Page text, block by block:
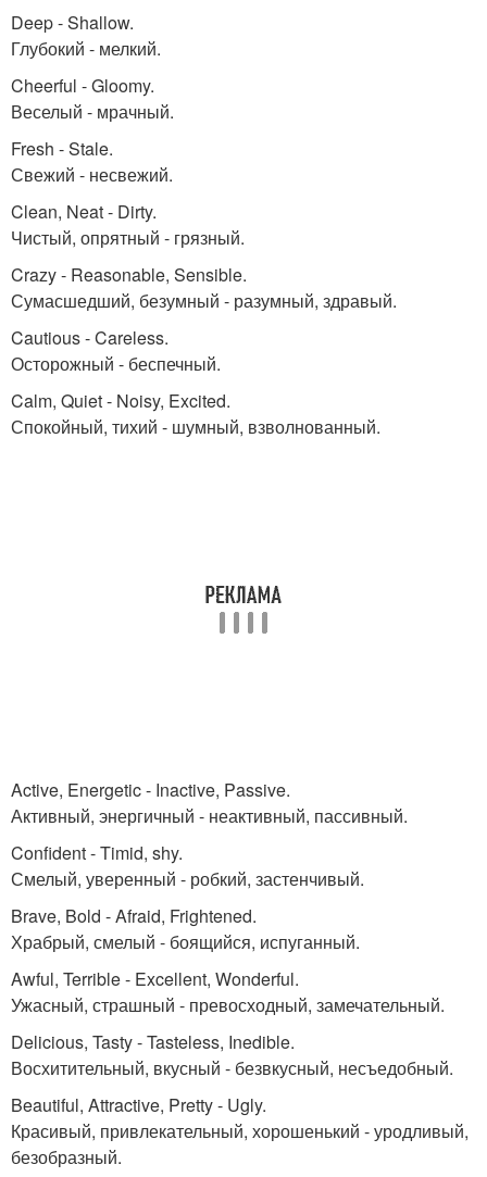
Deep - Shallow.
Глубокий - мелкий.
Cheerful - Gloomy.
Веселый - мрачный.
Fresh - Stale.
Свежий - несвежий.
Clean, Neat - Dirty.
Чистый, опрятный - грязный.
Crazy - Reasonable, Sensible.
Сумасшедший, безумный - разумный, здравый.
Cautious - Careless.
Осторожный - беспечный.
Calm, Quiet - Noisy, Excited.
Спокойный, тихий - шумный, взволнованный.
Active, Energetic - Inactive, Passive.
Активный, энергичный - неактивный, пассивный.
Confident - Timid, shy.
Смелый, уверенный - робкий, застенчивый.
Brave, Bold - Afraid, Frightened.
Храбрый, смелый - боящийся, испуганный.
Awful, Terrible - Excellent, Wonderful.
Ужасный, страшный - превосходный, замечательный.
Delicious, Tasty - Tasteless, Inedible.
Восхитительный, вкусный - безвкусный, несъедобный.
Beautiful, Attractive, Pretty - Ugly.
Красивый, привлекательный, хорошенький - уродливый,
безобразный.